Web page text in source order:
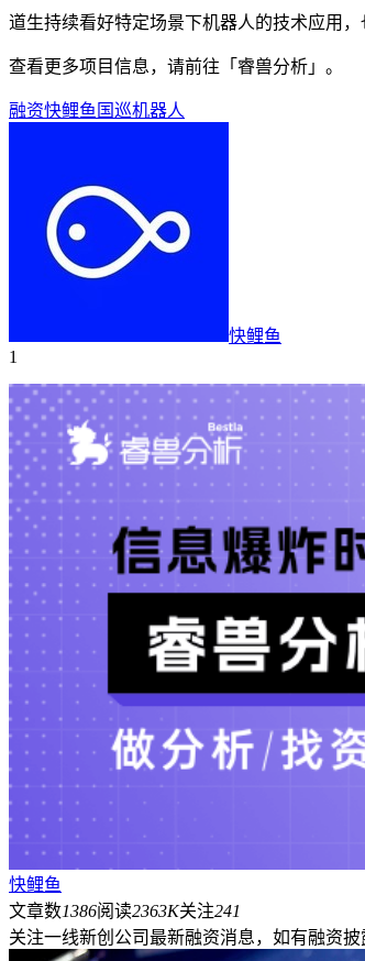
道生持续看好特定场景下机器人的技术应用
查看更多项目信息，请前往「睿兽分析」。
融资快鲤鱼 国巡机器人
快鲤鱼
1
快鲤鱼
文章数1386阅读2363K关注241
关注一线新创公司最新融资消息，如有融资披